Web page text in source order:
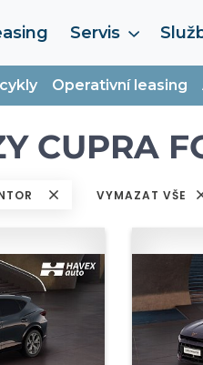
Servis
Operativní leasing
CUPRA
VYMAZAT VŠE